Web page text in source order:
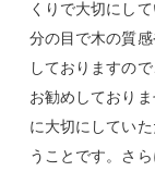
くりで大切にし
分の目で木の質
しておりますの
お勧めしており
に大切にしてい
うことです。さ